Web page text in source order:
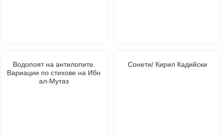
Водопоят на антилопите.
Вариации по стихове на Ибн
ал-Мутаз
Сонети/ Кирил Кадийски